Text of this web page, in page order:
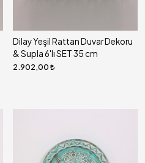
Dilay Yeşil Rattan Duvar Dekoru
& Supla 6'lı SET 35 cm
2.902,00